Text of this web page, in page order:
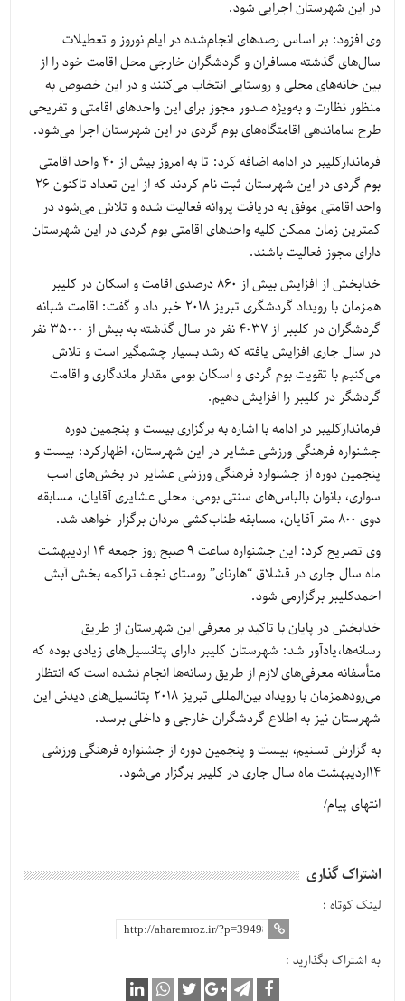
در این شهرستان اجرایی شود.
وی افزود: بر اساس رصدهای انجام‌شده در ایام نوروز و تعطیلات
سال‌های گذشته مسافران و گردشگران خارجی محل اقامت خود را از
بین خانه‌های محلی و روستایی انتخاب می‌کنند و در این خصوص به
منظور نظارت و به‌ویژه صدور مجوز برای این واحدهای اقامتی و تفریحی
طرح ساماندهی اقامتگاه‌های بوم گردی در این شهرستان اجرا می‌شود.
فرماندارکلیبر در ادامه اضافه کرد: تا به امروز بیش از 40 واحد اقامتی
بوم گردی در این شهرستان ثبت نام کردند که از این تعداد تاکنون 26
واحد اقامتی موفق به دریافت پروانه فعالیت شده و تلاش می‌شود در
کمترین زمان ممکن کلیه واحدهای اقامتی بوم گردی در این شهرستان
دارای مجوز فعالیت باشند.
خدابخش از افزایش بیش از 860 درصدی اقامت و اسکان در کلیبر
همزمان با رویداد گردشگری تبریز 2018 خبر داد و گفت: اقامت شبانه
گردشگران در کلیبر از 4037 نفر در سال گذشته به بیش از 35000 نفر
در سال جاری افزایش یافته که رشد بسیار چشمگیر است و تلاش
می‌کنیم با تقویت بوم گردی و اسکان بومی مقدار ماندگاری و اقامت
گردشگر در کلیبر را افزایش دهیم.
فرماندارکلیبر در ادامه با اشاره به برگزاری بیست و پنجمین دوره
جشنواره فرهنگی ورزشی عشایر در این شهرستان، اظهارکرد: بیست و
پنجمین دوره از جشنواره فرهنگی ورزشی عشایر در بخش‌های اسب
سواری، بانوان بالباس‌های سنتی بومی، محلی عشایری آقایان، مسابقه
دوی 800 متر آقایان، مسابقه طناب‌کشی مردان برگزار خواهد شد.
وی تصریح کرد: این جشنواره ساعت 9 صبح روز جمعه 14 اردیبهشت
ماه سال جاری در قشلاق “هارنای” روستای نجف تراکمه بخش آبش
احمدکلیبر برگزارمی شود.
خدابخش در پایان با تاکید بر معرفی این شهرستان از طریق
رسانه‌ها،یادآور شد: شهرستان کلیبر دارای پتانسیل‌های زیادی بوده که
متأسفانه معرفی‌های لازم از طریق رسانه‌ها انجام نشده است که انتظار
می‌رودهمزمان با رویداد بین‌المللی تبریز 2018 پتانسیل‌های دیدنی این
شهرستان نیز به اطلاع گردشگران خارجی و داخلی برسد.
به گزارش تسنیم، بیست و پنجمین دوره از جشنواره فرهنگی ورزشی
14اردیبهشت ماه سال جاری در کلیبر برگزار می‌شود.
انتهای پیام/
اشتراک گذاری
لینک کوتاه :
به اشتراک بگذارید :